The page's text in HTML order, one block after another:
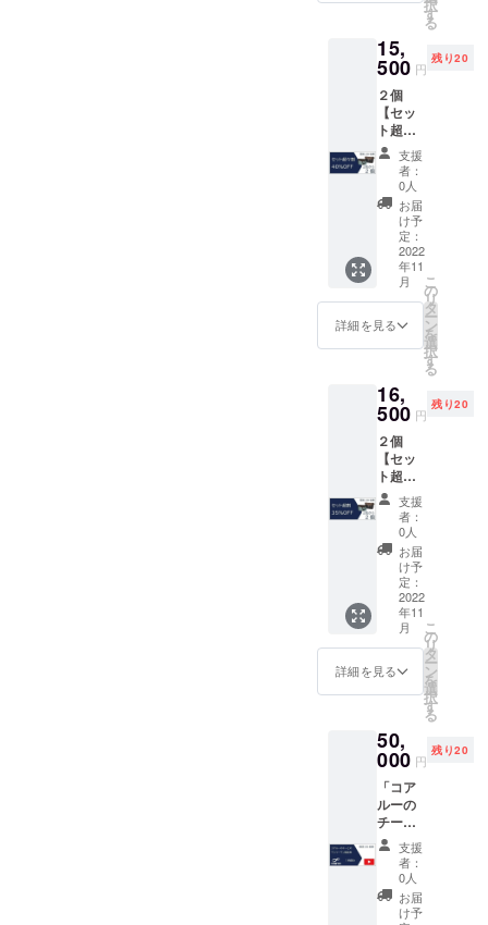
（有効
期間；
2022年
12月31
日） ●
コア
ルー
バッグ
「マ
リー」
ネイ
ビーと
スカイ
グレー
の２色
つ を
2022年
にお届
けいた
しま
す。
2022年
12月31
日） ●
コア
ルー
バッグ
「リブ
レック
ス」４
色から
１つ を
2022年
11月30
日まで
にお届
けいた
しま
ただい
は ●心
を込め
てお礼
のお手
紙 ●
ネット
ショッ
（Store
s店）全
商品で
１回使
える
20％割
引クー
ポン券
１枚
12月31
日） ●
コア
ルー
バッグ
「アカ
ペラ」3
色から
１つ を
2022年
11月30
日まで
にお届
けいた
しま
す。
択
す
る
15,
500 円
残り20
２個
【セッ
ト超々
割
40％OF
F】20名
様限定
定価
12,980×
２＝
25,960
円
→
15,500
円
（税・
込） ご
支援い
ただい
た方に
は ●心
を込め
てお礼
のお手
ネット
ショッ
（Store
s店）全
商品で
１回使
える
２枚
（有効
期間；
2022年
12月31
日） ●
コア
ルー
バッグ
「マ
リー」
支援
者：
0人
お届
け予
定：
2022
年11
月
詳細を見る
こ
の
リ
タ
ー
ン
を
選
択
す
る
16,
500 円
残り20
２個
【セッ
ト超割
35％OF
F】20名
様限定
定価
12,980×
２＝
25,960
円
→
16,500
円
（税・
送料
支援い
ただい
た方に
は ●心
を込め
てお礼
のお手
ネット
ショッ
支援
者：
0人
お届
け予
定：
2022
年11
月
詳細を見る
こ
の
リ
タ
ー
ン
を
選
択
す
る
50,
000 円
残り20
「コア
ルーの
チーと
のマン
ツーマ
ン面談
券1時間
分」
支援
者：
0人
お届
け予